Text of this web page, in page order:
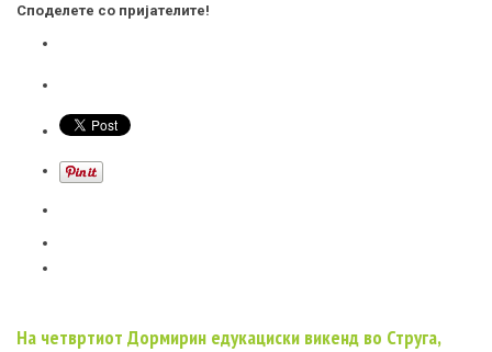
Споделете со пријателите!
На четвртиот Дормирин едукациски викенд во Струга,